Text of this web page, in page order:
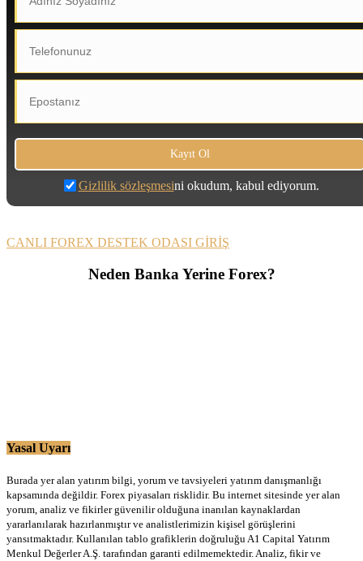
Gizlilik sözleşmesini okudum, kabul ediyorum.
CANLI FOREX DESTEK ODASI GİRİŞ
Neden Banka Yerine Forex?
Yasal Uyarı
Burada yer alan yatırım bilgi, yorum ve tavsiyeleri yatırım danışmanlığı
kapsamında değildir. Forex piyasaları risklidir. Bu internet sitesinde yer alan
yorum, analiz ve fikirler güvenilir olduğuna inanılan kaynaklardan
yararlanılarak hazırlanmıştır ve analistlerimizin kişisel görüşlerini
yansıtmaktadır. Kullanılan tablo grafiklerin doğruluğu A1 Capital Yatırım
Menkul Değerler A.Ş. tarafından garanti edilmemektedir. Analiz, fikir ve